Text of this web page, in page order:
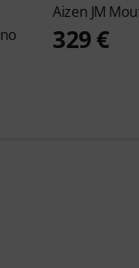
Aizen JM
329 €